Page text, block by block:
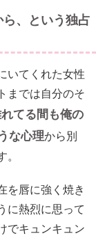
、という独占
いてくれた女性
までは自分のそ
れてる間も俺の
な心理から別
。
を唇に強く焼き
に熱烈に思って
でキュンキュン